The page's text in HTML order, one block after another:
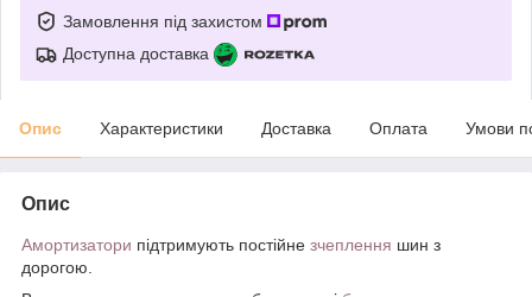
Замовлення під захистом
Доступна доставка
Опис Характеристики Доставка Оплата Умови
Опис
Амортизатори підтримують постійне зчеплення шин з
дорогою.